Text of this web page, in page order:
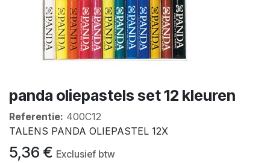
panda oliepastels set 12 kleuren
Referentie: 400C12
TALENS PANDA OLIEPASTEL 12X
5,36 € Exclusief btw